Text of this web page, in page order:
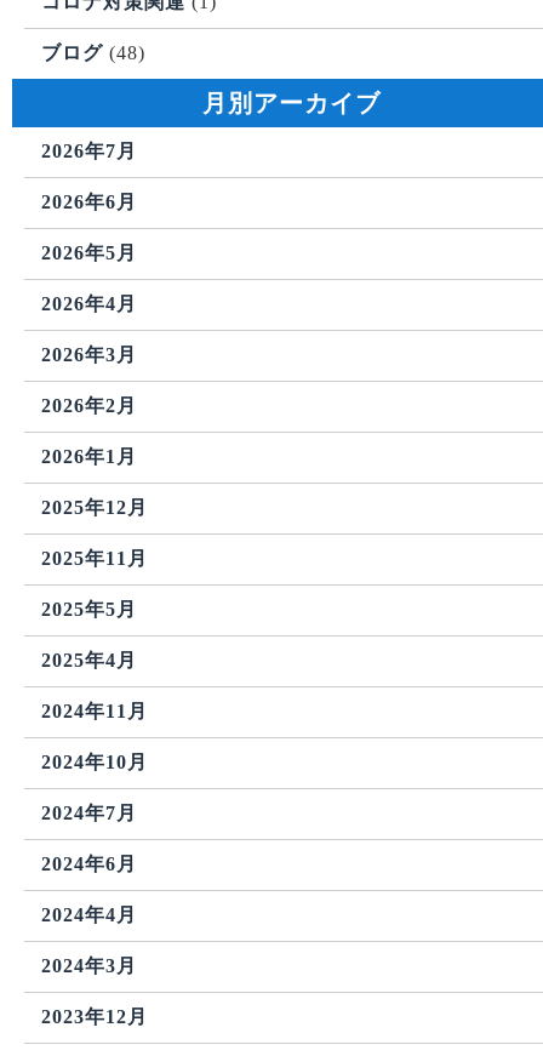
ブログ (48)
月別アーカイブ
2026年7月
2026年6月
2026年5月
2026年4月
2026年3月
2026年2月
2026年1月
2025年12月
2025年11月
2025年5月
2025年4月
2024年11月
2024年10月
2024年7月
2024年6月
2024年4月
2024年3月
2023年12月